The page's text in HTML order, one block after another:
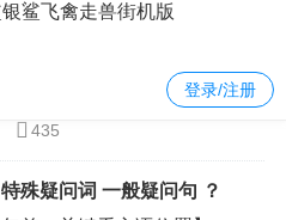
鲨飞禽走兽街机版
登录/注册
> 正文内容
435
特殊疑问词 一般疑问句 ？